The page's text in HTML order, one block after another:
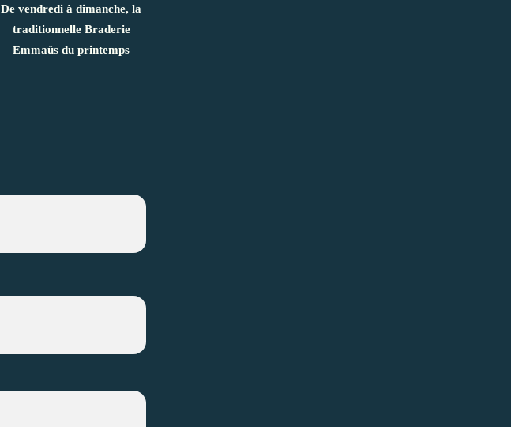
De vendredi à dimanche, la
traditionnelle Braderie
Emmaüs du printemps